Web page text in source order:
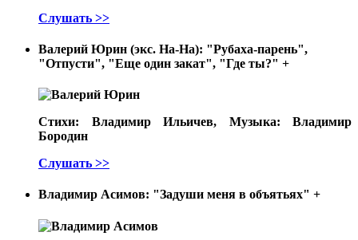
Слушать >>
Валерий Юрин (экс. На-На): "Рубаха-парень",
"Отпусти", "Еще один закат", "Где ты?" +
Стихи: Владимир Ильичев, Музыка: Владимир
Бородин
Слушать >>
Владимир Асимов: "Задуши меня в объятьях" +